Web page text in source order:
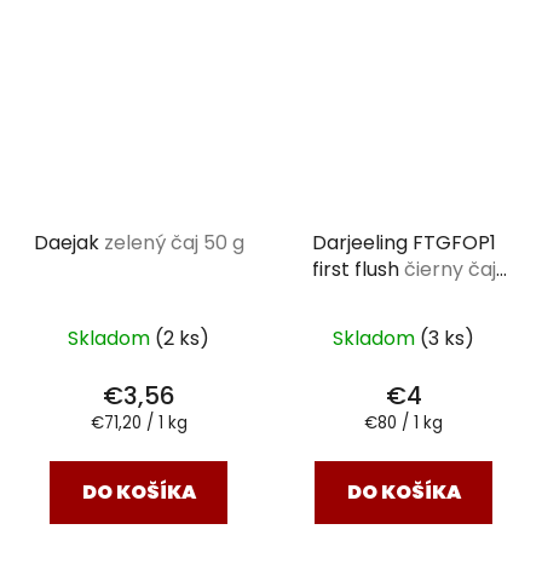
Daejak zelený čaj 50 g
Skladom (2 ks)
€3,56
Jednotková
€71,20 / 1 kg
DO KOŠÍKA
Darjeeling FTGFOP1
first flushčierny čaj
Skladom (3 ks)
€4
Jednotková
€80 / 1 kg
DO KOŠÍKA